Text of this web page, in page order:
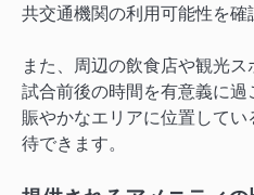
共交通機関の利用可能性を確
また、周辺の飲食店や観光ス
試合前後の時間を有意義に
賑やかなエリアに位置して
待できます。